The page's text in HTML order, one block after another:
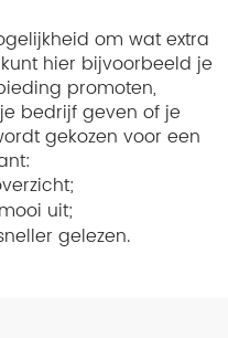
om wat extra
hier bijvoorbeeld je
promoten,
bedrijf geven of je
gekozen voor een
uit;
gelezen.